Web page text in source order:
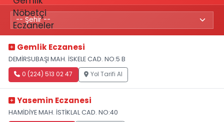
Gemlik Eczanesi
DEMİRSUBAŞI MAH. İSKELE CAD. NO:5 B
0 (224) 513 02 47 Yol Tarifi Al
Yasemin Eczanesi
HAMİDİYE MAH. İSTİKLAL CAD. NO:40